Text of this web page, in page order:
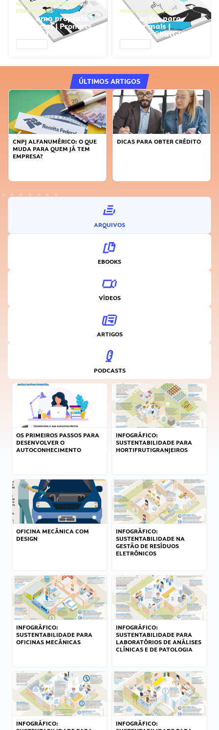
NEGÓCIOS, PROCESSOS
EMPRESARIAIS
Faça uma proposta
comercial | Prompts
ChatGPT
NEGÓCIOS, VENDAS
Faça ações para
vender mais |
Prompts ChatGPT
ÚLTIMOS ARTIGOS
DICAS PARA OBTER CRÉDITO
FAÇA A DIFERENÇA: SEJA
ARQUIVOS
EBOOKS
VÍDEOS
ARTIGOS
PODCASTS
OS PRIMEIROS PASSOS PARA
DESENVOLVER O
AUTOCONHECIMENTO
INFOGRÁFICO:
SUSTENTABILIDADE PARA
HORTIFRUTIGRANJEIROS
OFICINA MECÂNICA COM
DESIGN
INFOGRÁFICO:
SUSTENTABILIDADE NA
GESTÃO DE RESÍDUOS
ELETRÔNICOS
INFOGRÁFICO:
SUSTENTABILIDADE PARA
OFICINAS MECÂNICAS
INFOGRÁFICO:
SUSTENTABILIDADE PARA
LABORATÓRIOS DE ANÁLISES
CLÍNICAS E DE PATOLOGIA
INFOGRÁFICO:
INFOGRÁFICO: